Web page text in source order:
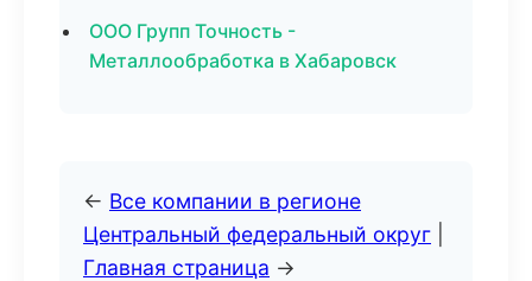
ООО Групп Точность -
Металлообработка в Хабаровск
← Все компании в регионе
Центральный федеральный округ
Главная страница →